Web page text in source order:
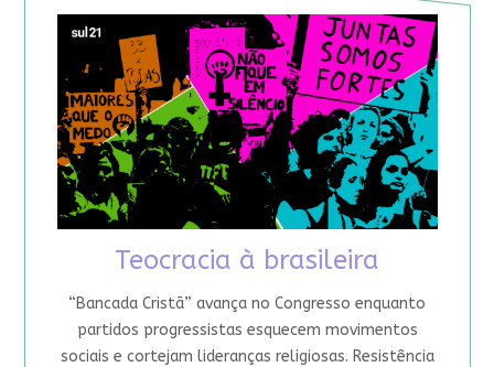
Teocracia à brasileira
“Bancada Cristã” avança no Congresso enquanto
partidos progressistas esquecem movimentos
sociais e cortejam lideranças religiosas. Resistência